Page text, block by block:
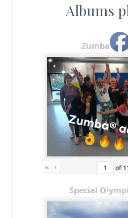
Albums
Zumba
« ‹ of
Special